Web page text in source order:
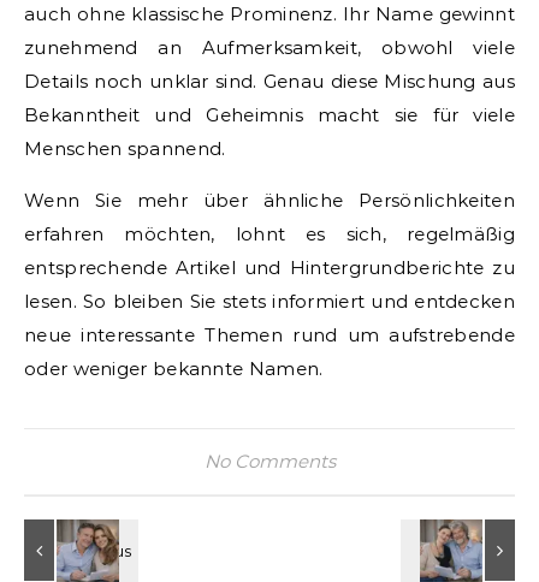
auch ohne klassische Prominenz. Ihr Name gewinnt
zunehmend an Aufmerksamkeit, obwohl viele
Details noch unklar sind. Genau diese Mischung aus
Bekanntheit und Geheimnis macht sie für viele
Menschen spannend.
Wenn Sie mehr über ähnliche Persönlichkeiten
erfahren möchten, lohnt es sich, regelmäßig
entsprechende Artikel und Hintergrundberichte zu
lesen. So bleiben Sie stets informiert und entdecken
neue interessante Themen rund um aufstrebende
oder weniger bekannte Namen.
No Comments